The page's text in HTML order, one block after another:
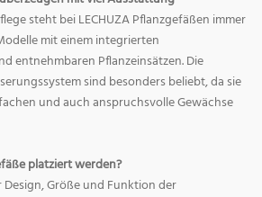
steht bei LECHUZA Pflanzgefäßen immer
mit einem integrierten
entnehmbaren Pflanzeinsätzen. Die
sind besonders beliebt, da sie
und auch anspruchsvolle Gewächse
platziert werden?
Größe und Funktion der